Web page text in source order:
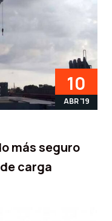
10
ABR '19
más seguro
carga